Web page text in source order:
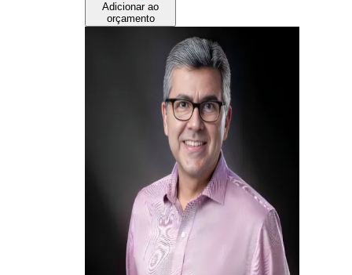
Adicionar ao
orçamento